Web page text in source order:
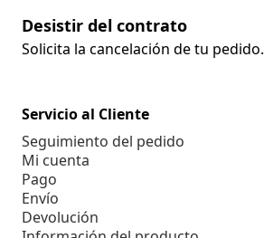
Desistir del contrato
Solicita la cancelación de tu pedido.
Servicio al Cliente
Seguimiento del pedido
Mi cuenta
Pago
Envío
Devolución